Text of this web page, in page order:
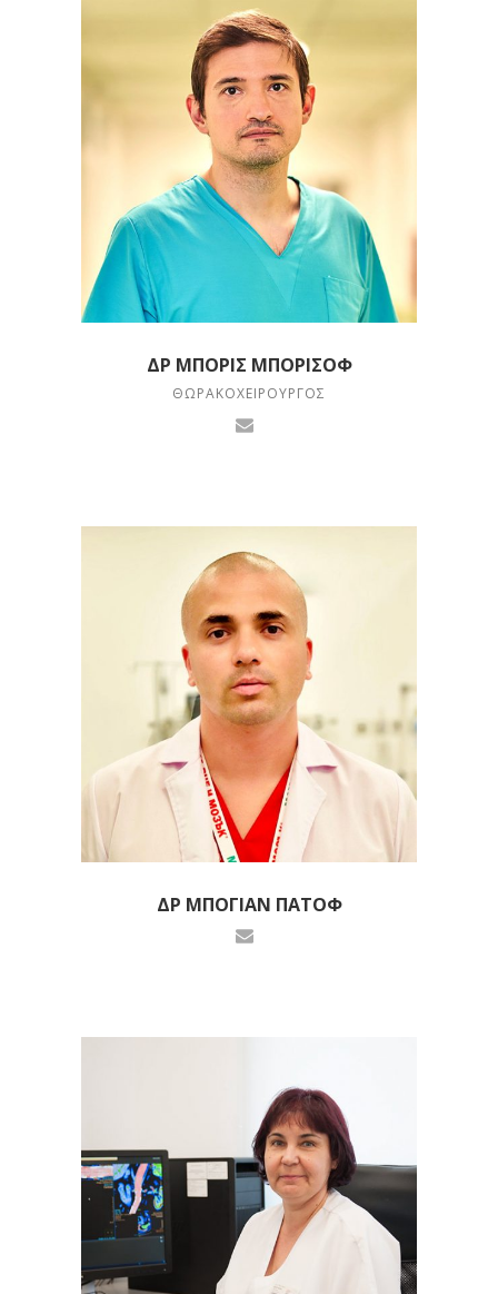
ΔΡ ΜΠΌΡΙΣ ΜΠΟΡΊΣΟΦ
ΘΩΡΑΚΟΧΕΙΡΟΥΡΓΌΣ
ΔΡ ΜΠΟΓΙΆΝ ΠΑΤΌΦ